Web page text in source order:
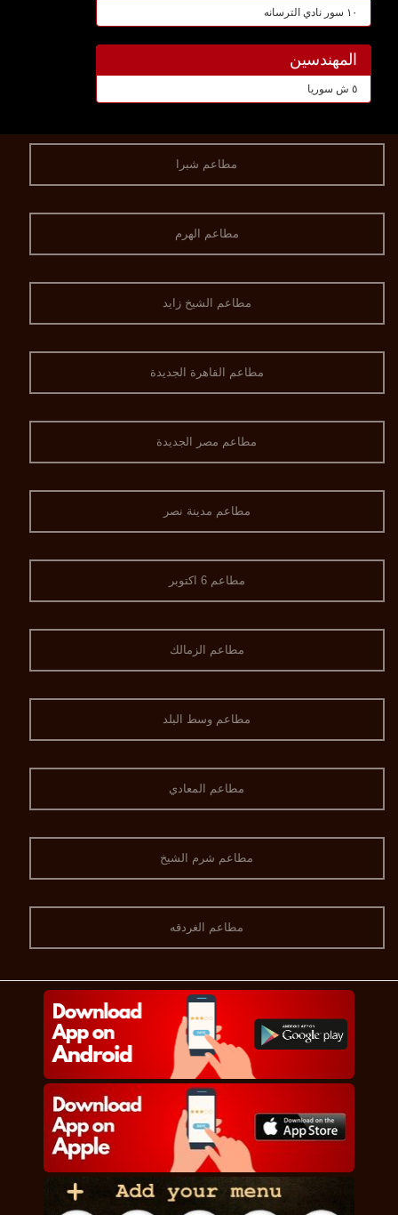
١٠ سور نادي الترسانه
المهندسين
٥ ش سوريا
مطاعم شبرا
مطاعم الهرم
مطاعم الشيخ زايد
مطاعم القاهرة الجديدة
مطاعم مصر الجديدة
مطاعم مدينة نصر
مطاعم 6 اكتوبر
مطاعم الزمالك
مطاعم وسط البلد
مطاعم المعادي
مطاعم شرم الشيخ
مطاعم الغردقه